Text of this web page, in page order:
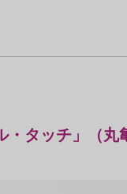
タッチ」（丸